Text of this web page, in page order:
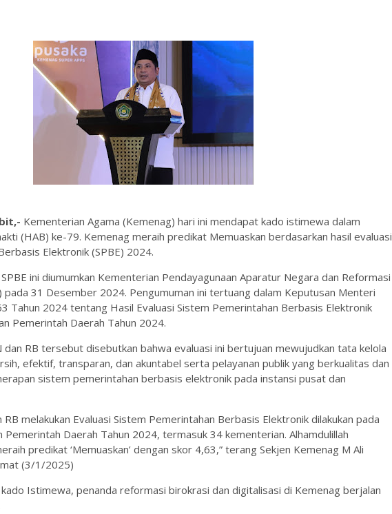
Kementerian Agama (Kemenag) hari ini mendapat kado istimewa dalam
(HAB) ke-79. Kemenag meraih predikat Memuaskan berdasarkan hasil evaluasi
Elektronik (SPBE) 2024.
ini diumumkan Kementerian Pendayagunaan Aparatur Negara dan Reformasi
pada 31 Desember 2024. Pengumuman ini tertuang dalam Keputusan Menteri
Tahun 2024 tentang Hasil Evaluasi Sistem Pemerintahan Berbasis Elektronik
Pemerintah Daerah Tahun 2024.
dan RB tersebut disebutkan bahwa evaluasi ini bertujuan mewujudkan tata kelola
efektif, transparan, dan akuntabel serta pelayanan publik yang berkualitas dan
sistem pemerintahan berbasis elektronik pada instansi pusat dan
RB melakukan Evaluasi Sistem Pemerintahan Berbasis Elektronik dilakukan pada
Daerah Tahun 2024, termasuk 34 kementerian. Alhamdulillah
predikat ‘Memuaskan’ dengan skor 4,63,” terang Sekjen Kemenag M Ali
(3/1/2025)
Istimewa, penanda reformasi birokrasi dan digitalisasi di Kemenag berjalan